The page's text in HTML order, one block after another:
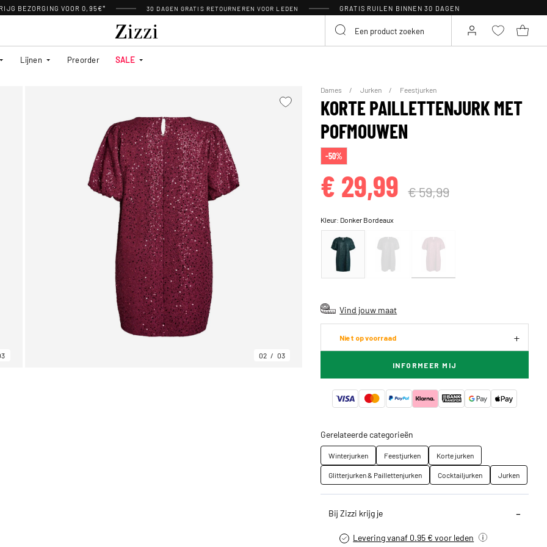
BEZORGING VOOR 0,95€* 30 DAGEN GRATIS RETOURNEREN VOOR LEDEN GRATIS RUILEN BINNEN 30 DAGEN
Lijnen Preorder SALE
02 03
Dames Jurken Feestjurken
KORTE PAILLETTENJURK MET
POFMOUWEN
-50%
€ 29,99 € 59,99
Kleur: Donker Bordeaux
Vind jouw maat
Niet op voorraad
INFORMEER MIJ
Gerelateerde categorieën
Winterjurken Feestjurken
Korte jurken
Glitterjurken & Paillettenjurken
Cocktailjurken Jurken
Bij Zizzi krijg je
Levering vanaf 0.95 € voor leden